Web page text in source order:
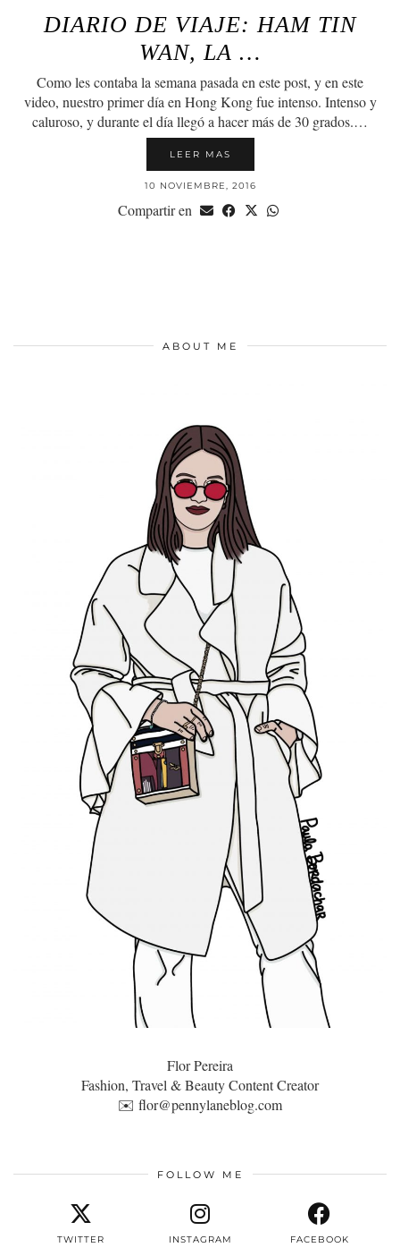
DIARIO DE VIAJE: HAM TIN
WAN, LA …
Como les contaba la semana pasada en este post, y en este
video, nuestro primer día en Hong Kong fue intenso. Intenso y
caluroso, y durante el día llegó a hacer más de 30 grados.…
LEER MAS
10 NOVIEMBRE, 2016
Compartir en
ABOUT ME
Flor Pereira
Fashion, Travel & Beauty Content Creator
✉️ flor@pennylaneblog.com
FOLLOW ME
TWITTER INSTAGRAM FACEBOOK